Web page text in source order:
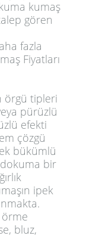
kumaş
gören
fazla
Fiyatları
örgü tipleri
pürüzlü
efekti
çözgü
bükümlü
dokuma bir
ipek
bluz,